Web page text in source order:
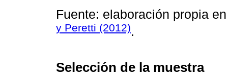
Fuente: elaboración propia
y Peretti (2012).
Selección de la muestra